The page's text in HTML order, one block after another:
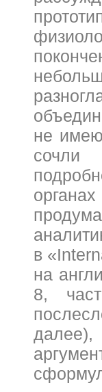
не
сочли
в «
на
8,
далее),